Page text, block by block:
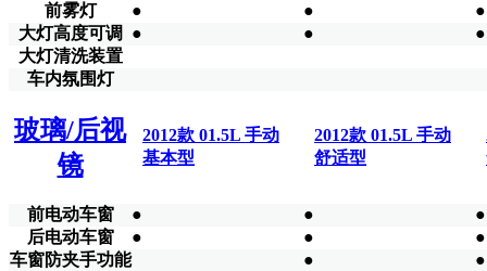
前雾灯
● ●
●
大灯高度可调
● ●
●
大灯清洗装置
车内氛围灯
玻璃/后视
镜
2012款 01.5L 手动
基本型
2012款 01.5L 手动
舒适型
前电动车窗 ● ●
●
后电动车窗
● ●
●
车窗防夹手功能
●
●